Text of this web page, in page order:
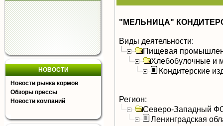
НОВОСТИ
Новости рынка кормов
Обзоры прессы
Новости компаний
"МЕЛЬНИЦА"
Виды деятельности:
Пищевая
Хлебобулочные и
Кондитерские
Регион:
Северо-Западный
Ленинградская